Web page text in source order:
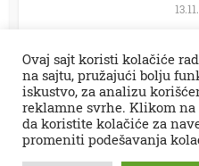
Sva prava zadržana
Ovaj sajt koristi kolačiće
na sajtu, pružajući bolju
iskustvo, za analizu
reklamne svrhe. Klikom na
da koristite kolačiće za
promeniti podešavanja